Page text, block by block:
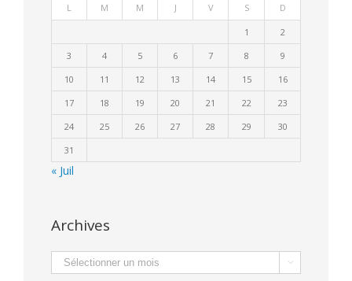
L M M J V S D
1
2
3
4 5 6 7 8
9
10
11 12 13 14 15
16
17
18 19 20 21 22
23
24
25 26 27 28 29
30
31
« Juil
Archives
Archives 